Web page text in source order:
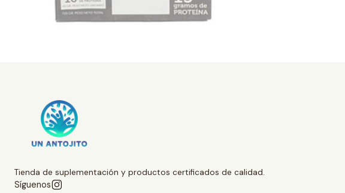
Tienda de suplementación y productos certificados de calidad.
Síguenos